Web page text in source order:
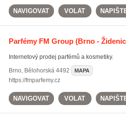
NAVIGOVAT VOLAT
Parfémy FM Group(Brno -
Internetový prodej parfémů a kosmetiky.
Brno, Bělohorská 4492 MAPA
https://fmparfemy.cz
NAVIGOVAT VOLAT